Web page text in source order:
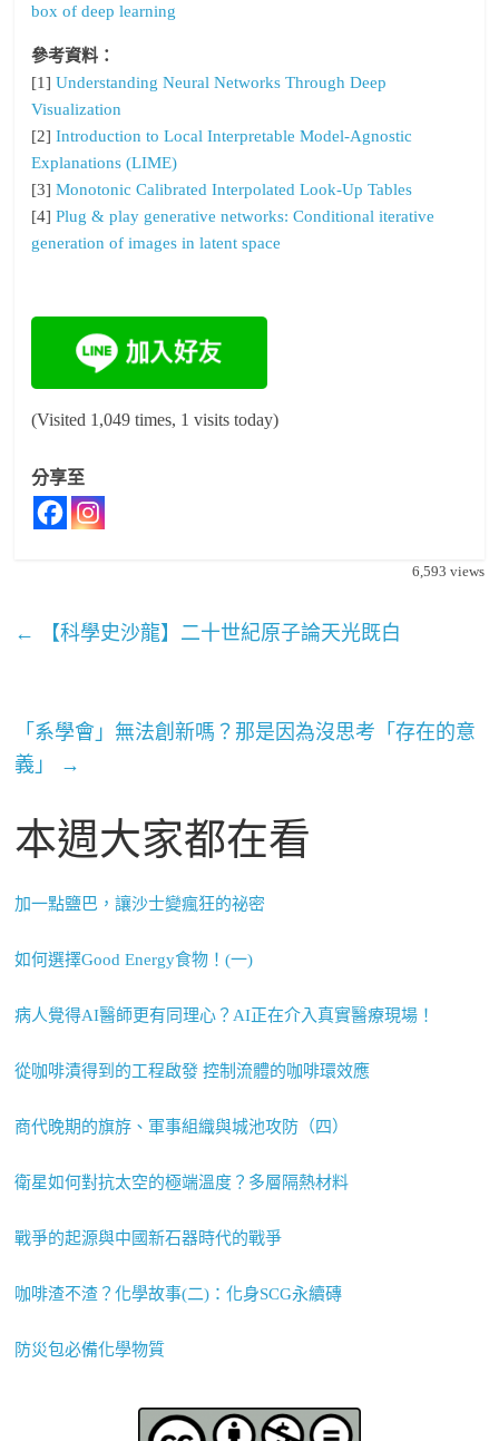
box of deep learning
參考資料：
[1]Understanding Neural Networks Through Deep
Visualization
[2]Introduction to Local Interpretable Model-Agnostic
Explanations (LIME)
[3]Monotonic Calibrated Interpolated Look-Up Tables
[4]Plug & play generative networks: Conditional iterative
generation of images in latent space
(Visited 1,049 times, 1 visits today)
分享至
6,593 views
← 【科學史沙龍】二十世紀原子論天光既白
「系學會」無法創新嗎？那是因為沒思考「存在的意
義」
→
本週大家都在看
加一點鹽巴，讓沙士變瘋狂的祕密
如何選擇Good Energy食物！(一)
病人覺得AI醫師更有同理心？AI正在介入真實醫療現場！
從咖啡漬得到的工程啟發 控制流體的咖啡環效應
商代晚期的旗斿、軍事組織與城池攻防（四）
衛星如何對抗太空的極端溫度？多層隔熱材料
戰爭的起源與中國新石器時代的戰爭
咖啡渣不渣？化學故事(二)：化身SCG永續磚
防災包必備化學物質